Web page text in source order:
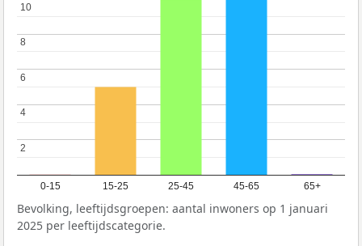
0-15 15-25 25-45 45-65 65+
2
2
4
4
6
6
8
8
10
10
Bevolking, leeftijdsgroepen: aantal inwoners op 1 januari
2025 per leeftijdscategorie.